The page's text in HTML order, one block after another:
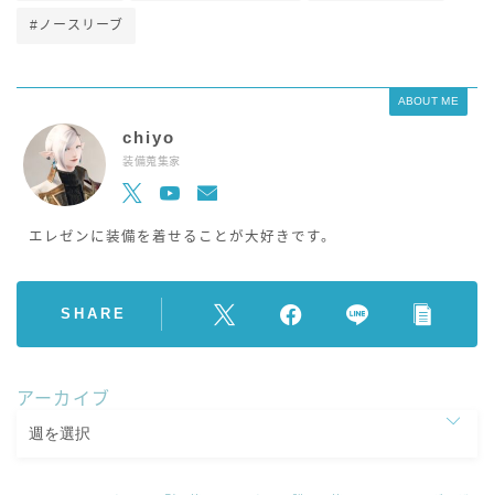
#ノースリーブ
ABOUT ME
chiyo
装備蒐集家
エレゼンに装備を着せることが大好きです。
SHARE
アーカイブ